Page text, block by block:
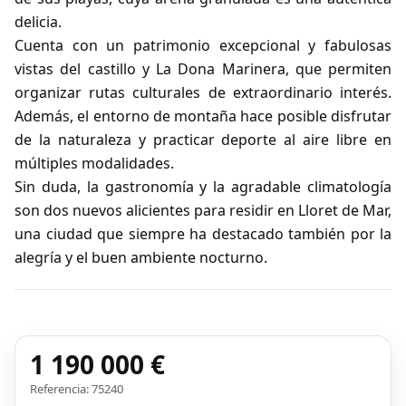
delicia.
Cuenta con un patrimonio excepcional y fabulosas
vistas del castillo y La Dona Marinera, que permiten
organizar rutas culturales de extraordinario interés.
Además, el entorno de montaña hace posible disfrutar
de la naturaleza y practicar deporte al aire libre en
múltiples modalidades.
Sin duda, la gastronomía y la agradable climatología
son dos nuevos alicientes para residir en Lloret de Mar,
una ciudad que siempre ha destacado también por la
alegría y el buen ambiente nocturno.
1 190 000 €
Referencia: 75240